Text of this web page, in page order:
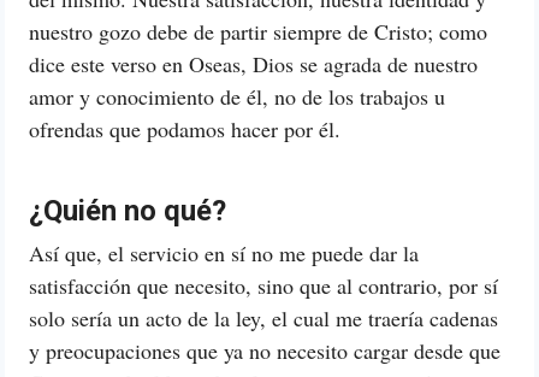
nuestro gozo debe de partir siempre de Cristo; como
dice este verso en Oseas, Dios se agrada de nuestro
amor y conocimiento de él, no de los trabajos u
ofrendas que podamos hacer por él.
¿Quién no qué?
Así que, el servicio en sí no me puede dar la
satisfacción que necesito, sino que al contrario, por sí
solo sería un acto de la ley, el cual me traería cadenas
y preocupaciones que ya no necesito cargar desde que